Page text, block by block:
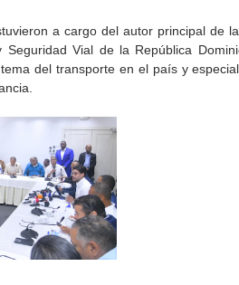
a cargo del autor principal de
Seguridad Vial de la República
del transporte en el país y